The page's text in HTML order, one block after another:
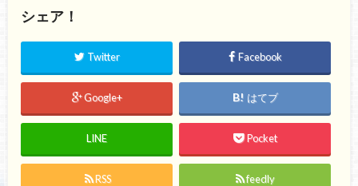
シェア！
Twitter Facebook
Google+ はてブ
LINE Pocket
RSS feedly